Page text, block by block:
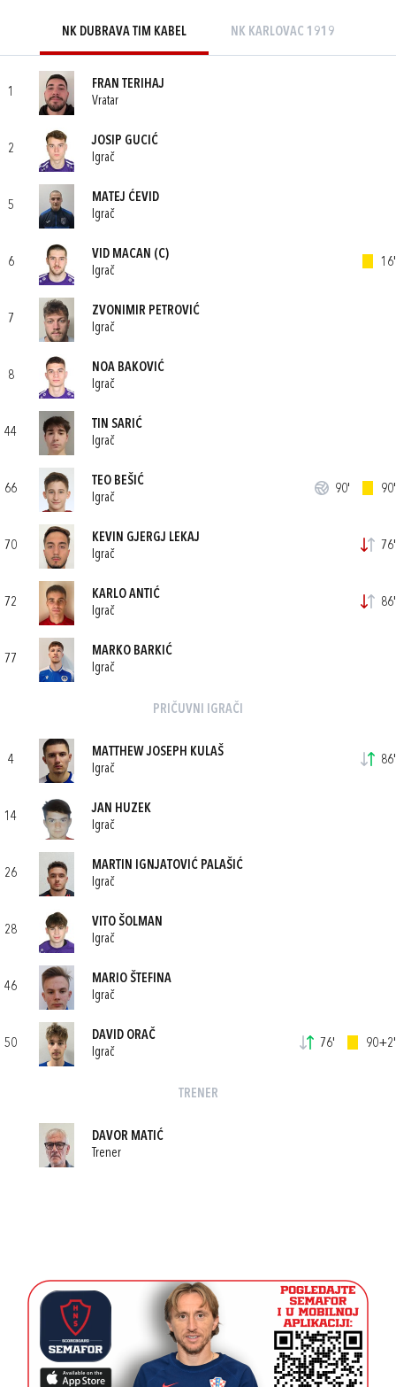
NK DUBRAVA TIM KABEL NK KARLOVAC 1919
1
FRAN TERIHAJ
Vratar
2
JOSIP GUCIĆ
Igrač
5
MATEJ ĆEVID
Igrač
6
VID MACAN (C)
Igrač
16'
7
ZVONIMIR PETROVIĆ
Igrač
8
NOA BAKOVIĆ
Igrač
44
TIN SARIĆ
Igrač
66
TEO BEŠIĆ
Igrač
90' 90'
70
KEVIN GJERGJ LEKAJ
Igrač
76'
72
KARLO ANTIĆ
Igrač
86'
77
MARKO BARKIĆ
Igrač
PRIČUVNI IGRAČI
4
MATTHEW JOSEPH KULAŠ
Igrač
86'
14
JAN HUZEK
Igrač
26
MARTIN IGNJATOVIĆ PALAŠIĆ
Igrač
28
VITO ŠOLMAN
Igrač
46
MARIO ŠTEFINA
Igrač
50
DAVID ORAČ
Igrač
76' 90+2'
TRENER
DAVOR MATIĆ
Trener